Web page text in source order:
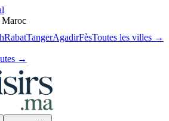
Maroc
RabatTangerAgadirFèsToutes les villes →
→